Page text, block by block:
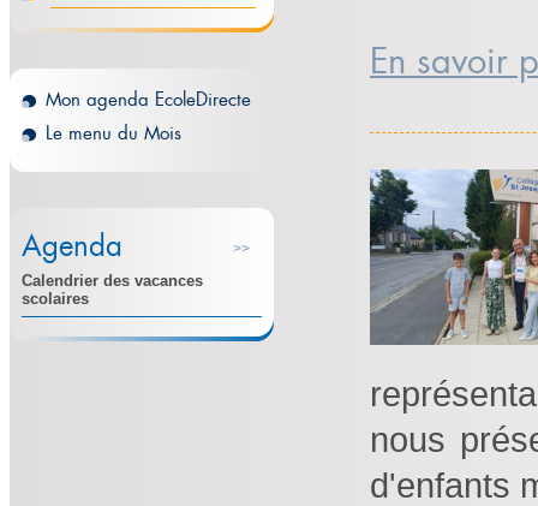
Mon agenda EcoleDirecte
Le menu du Mois
>>
Agenda
Calendrier des vacances
scolaires
En savoir
nous
d'enfants